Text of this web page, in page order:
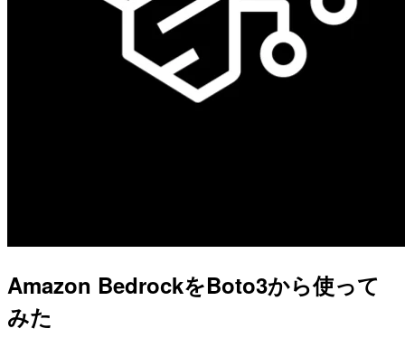
Amazon BedrockをBoto3から使って
みた